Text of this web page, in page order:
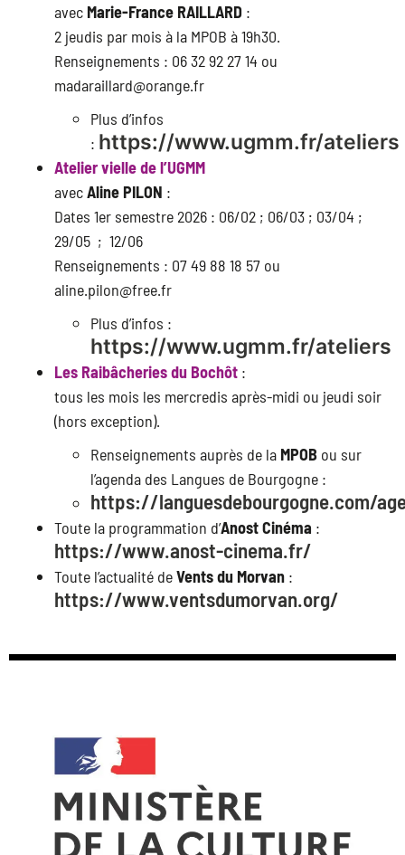
avec Marie-France RAILLARD :
2 jeudis par mois à la MPOB à 19h30.
Renseignements : 06 32 92 27 14 ou
madaraillard@orange.fr
Plus d’infos
: https://www.ugmm.fr/ateliers
Atelier vielle de l’UGMM
avecAline PILON :
Dates 1er semestre 2026 : 06/02 ; 06/03 ; 03/04 ;
29/05 ; 12/06
Renseignements : 07 49 88 18 57 ou
aline.pilon@free.fr
Plus d’infos :
https://www.ugmm.fr/ateliers
Les Raibâcheries du Bochôt :
tous les mois les mercredis après-midi ou jeudi soir
(hors exception).
Renseignements auprès de la MPOB ou sur
l’agenda des Langues de Bourgogne :
https://languesdebourgogne.com/
Toute la programmation d’Anost Cinéma :
https://www.anost-cinema.fr/
Toute l’actualité deVents du Morvan :
https://www.ventsdumorvan.org/